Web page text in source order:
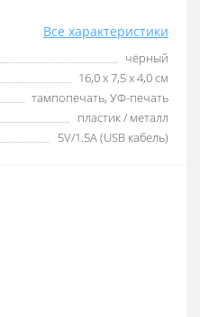
Все характеристики
чёрный
16,0 x 7,5 x 4,0 см
тампопечать, УФ-печать
пластик / металл
5V/1.5A (USB кабель)